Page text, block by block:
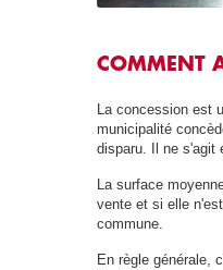
COMMENT
La concession est
municipalité
disparu. Il ne s'agit
La surface
vente et si elle
commune.
En règle générale,